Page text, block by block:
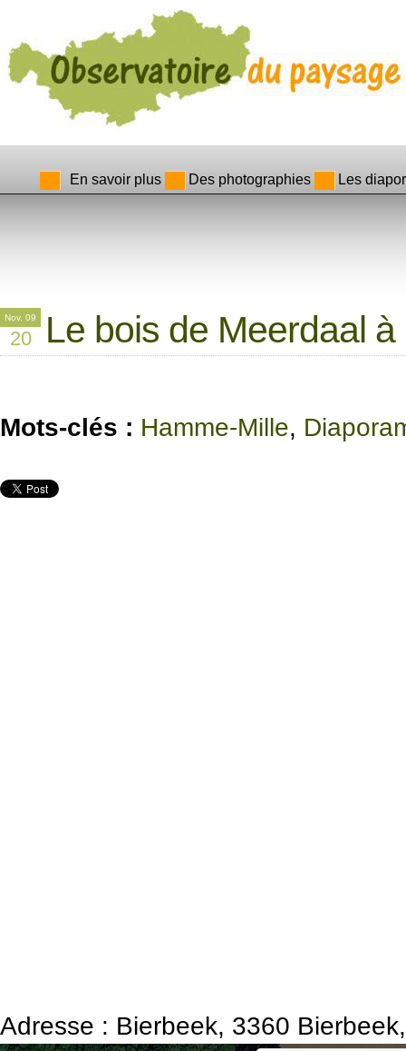
En savoir plus Des photographies Les
Nov. 09
20 Le bois de Meerdaal
Mots-clés : Hamme-Mille,
Adresse : Bierbeek, 3360